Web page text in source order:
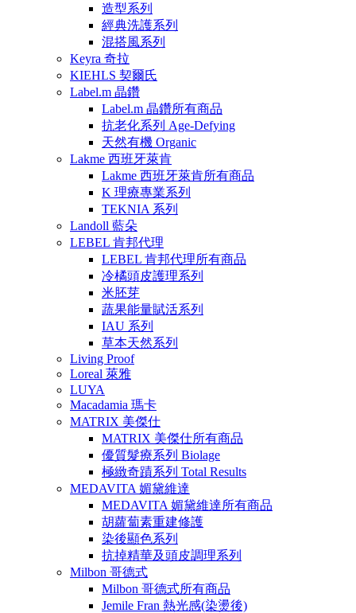
造型系列
經典洗護系列
混搭風系列
Keyra 奇拉
KIEHLS 契爾氏
Label.m 晶鑽
Label.m 晶鑽所有商品
抗老化系列 Age-Defying
天然有機 Organic
Lakme 西班牙萊肯
Lakme 西班牙萊肯所有商品
K 理療專業系列
TEKNIA 系列
Landoll 藍朵
LEBEL 肯邦代理
LEBEL 肯邦代理所有商品
冷橘頭皮護理系列
米胚芽
蔬果能量賦活系列
IAU 系列
草本天然系列
Living Proof
Loreal 萊雅
LUYA
Macadamia 瑪卡
MATRIX 美傑仕
MATRIX 美傑仕所有商品
優質髮療系列 Biolage
極緻奇蹟系列 Total Results
MEDAVITA 媚黛維達
MEDAVITA 媚黛維達所有商品
胡蘿蔔素重建修護
染後顯色系列
抗掉精華及頭皮調理系列
Milbon 哥德式
Milbon 哥德式所有商品
Jemile Fran 熱光感(染燙後)